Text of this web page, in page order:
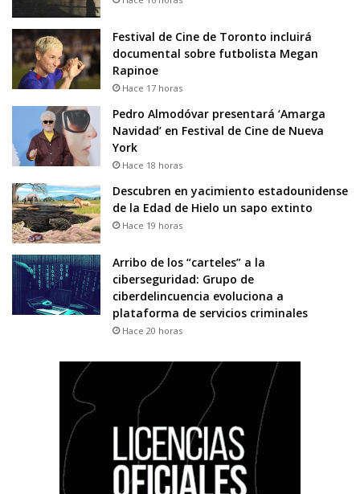
Festival de Cine de Toronto incluirá
documental sobre futbolista Megan
Rapinoe
Hace 17 horas
Pedro Almodóvar presentará ‘Amarga
Navidad’ en Festival de Cine de Nueva
York
Hace 18 horas
Descubren en yacimiento estadounidense
de la Edad de Hielo un sapo extinto
Hace 19 horas
Arribo de los “carteles” a la
ciberseguridad: Grupo de
ciberdelincuencia evoluciona a
plataforma de servicios criminales
Hace 20 horas